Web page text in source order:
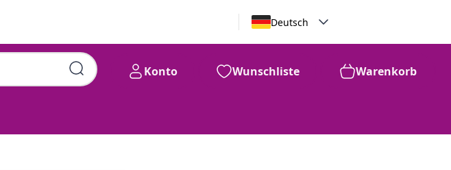
Deutsch
Konto Wunschliste Warenkorb